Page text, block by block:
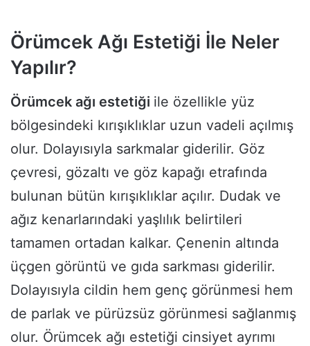
Örümcek Ağı Estetiği İle Neler
Yapılır?
Örümcek ağı estetiği ile özellikle yüz
bölgesindeki kırışıklıklar uzun vadeli açılmış
olur. Dolayısıyla sarkmalar giderilir. Göz
çevresi, gözaltı ve göz kapağı etrafında
bulunan bütün kırışıklıklar açılır. Dudak ve
ağız kenarlarındaki yaşlılık belirtileri
tamamen ortadan kalkar. Çenenin altında
üçgen görüntü ve gıda sarkması giderilir.
Dolayısıyla cildin hem genç görünmesi hem
de parlak ve pürüzsüz görünmesi sağlanmış
olur. Örümcek ağı estetiği cinsiyet ayrımı